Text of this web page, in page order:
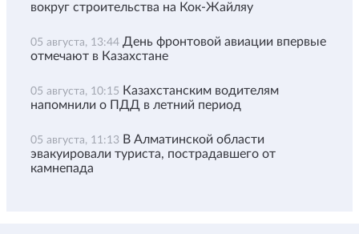
вокруг строительства на Кок-Жайляу
05 августа, 13:44 День фронтовой авиации впервые
отмечают в Казахстане
05 августа, 10:15 Казахстанским водителям
напомнили о ПДД в летний период
05 августа, 11:13 В Алматинской области
эвакуировали туриста, пострадавшего от
камнепада